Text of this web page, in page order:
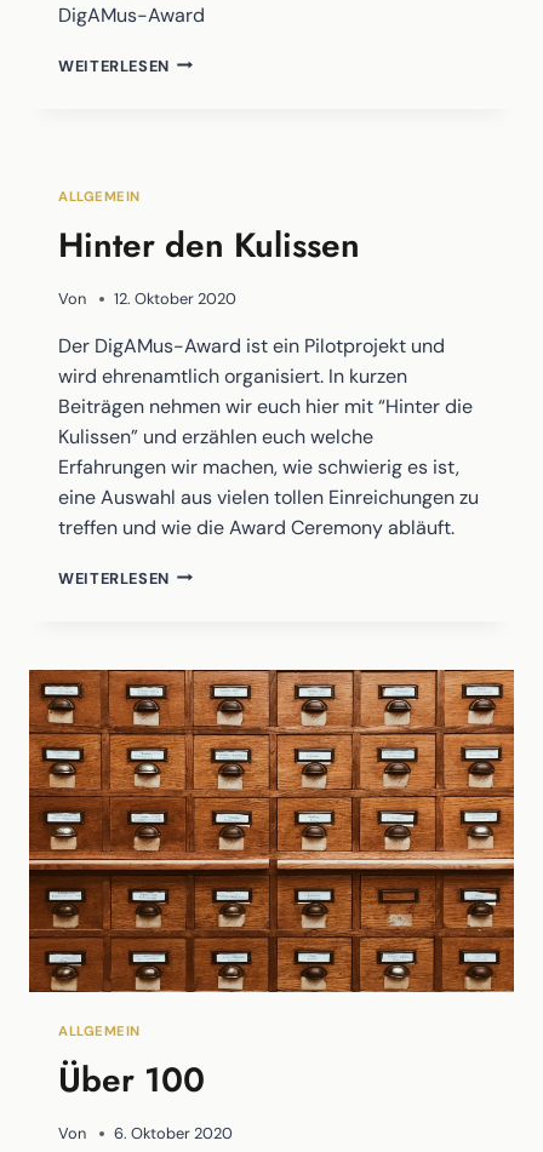
DigAMus-Award
WEITERLESEN WIE
ALLGEMEIN
Hinter den Kulissen
Von 12. Oktober 2020
Der DigAMus-Award ist ein Pilotprojekt und
wird ehrenamtlich organisiert. In kurzen
Beiträgen nehmen wir euch hier mit “Hinter die
Kulissen” und erzählen euch welche
Erfahrungen wir machen, wie schwierig es ist,
eine Auswahl aus vielen tollen Einreichungen zu
treffen und wie die Award Ceremony abläuft.
WEITERLESEN HINTER
ALLGEMEIN
Über 100
Von 6. Oktober 2020